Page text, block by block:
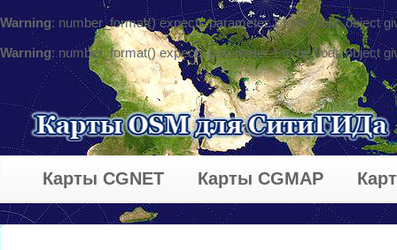
Warning: number_format() expects parameter 1 to be float, object
Warning: number_format() expects parameter 1 to be float, object
Карты CGNET Карты CGMAP